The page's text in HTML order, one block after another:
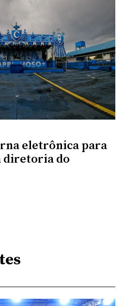
eletrônica para
diretoria do